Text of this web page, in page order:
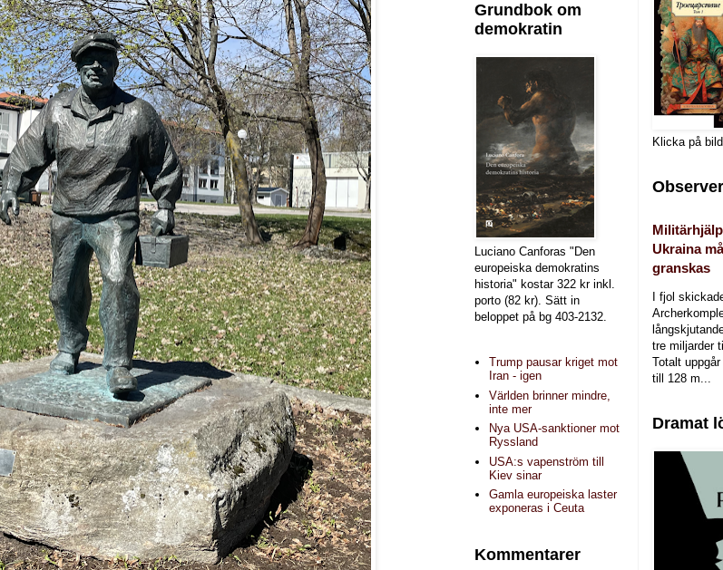
Grundbok om
demokratin
Luciano Canforas "Den
europeiska demokratins
historia" kostar 322 kr inkl.
porto (82 kr). Sätt in
beloppet på bg 403-2132.
Trump pausar kriget mot
Iran - igen
Världen brinner mindre,
inte mer
Nya USA-sanktioner mot
Ryssland
USA:s vapenström till
Kiev sinar
Gamla europeiska laster
exponeras i Ceuta
Kommentarer
Klicka på
Ukraina
granskas
I fjol
tre miljarder
Totalt
till 128 m...
Dramat